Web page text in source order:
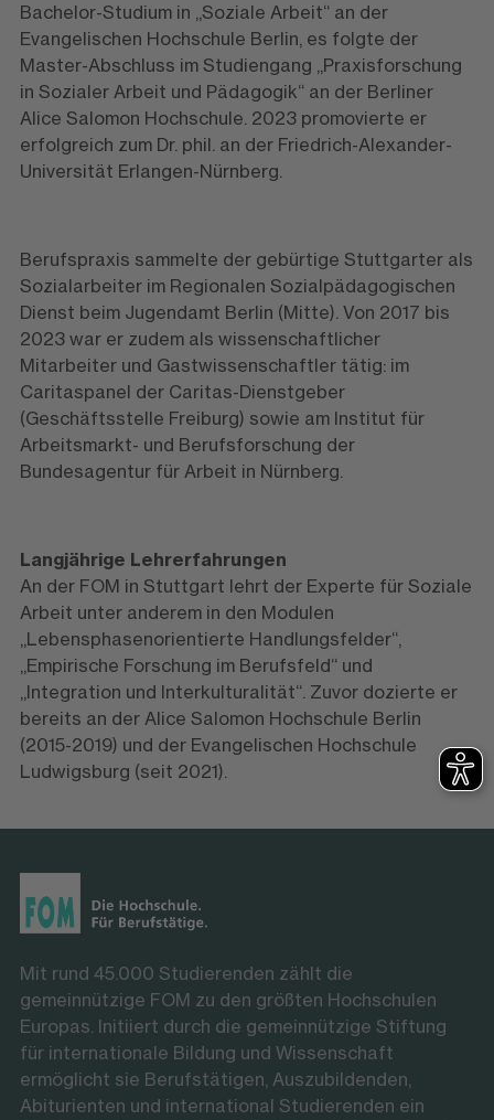
Bachelor-Studium in „Soziale Arbeit“ an der
Evangelischen Hochschule Berlin, es folgte der
Master-Abschluss im Studiengang „Praxisforschung
in Sozialer Arbeit und Pädagogik“ an der Berliner
Alice Salomon Hochschule. 2023 promovierte er
erfolgreich zum Dr. phil. an der Friedrich-Alexander-
Universität Erlangen-Nürnberg.
Berufspraxis sammelte der gebürtige Stuttgarter als
Sozialarbeiter im Regionalen Sozialpädagogischen
Dienst beim Jugendamt Berlin (Mitte). Von 2017 bis
2023 war er zudem als wissenschaftlicher
Mitarbeiter und Gastwissenschaftler tätig: im
Caritaspanel der Caritas-Dienstgeber
(Geschäftsstelle Freiburg) sowie am Institut für
Arbeitsmarkt- und Berufsforschung der
Bundesagentur für Arbeit in Nürnberg.
Langjährige Lehrerfahrungen
An der FOM in Stuttgart lehrt der Experte für Soziale
Arbeit unter anderem in den Modulen
„Lebensphasenorientierte Handlungsfelder“,
„Empirische Forschung im Berufsfeld“ und
„Integration und Interkulturalität“. Zuvor dozierte er
bereits an der Alice Salomon Hochschule Berlin
(2015-2019) und der Evangelischen Hochschule
Ludwigsburg (seit 2021).
Mit rund 45.000 Studierenden zählt die
gemeinnützige FOM zu den größten Hochschulen
Europas. Initiiert durch die gemeinnützige Stiftung
für internationale Bildung und Wissenschaft
ermöglicht sie Berufstätigen, Auszubildenden,
Abiturienten und international Studierenden ein